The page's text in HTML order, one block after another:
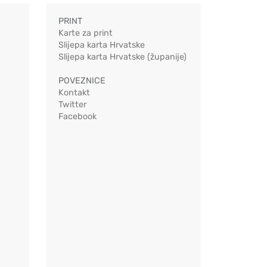
PRINT
Karte za print
Slijepa karta Hrvatske
Slijepa karta Hrvatske (županije)
POVEZNICE
Kontakt
Twitter
Facebook